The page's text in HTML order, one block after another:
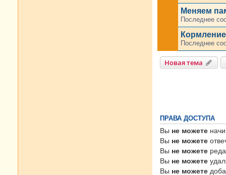
Меняем
Последнее
Последнее
Новая тема
ПРАВА ДОСТУПА
Вы не можете
Вы не можете
Вы не можете
Вы не можете
Вы не можете